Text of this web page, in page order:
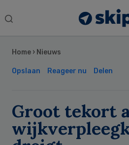
Search
Home › Nieuws
Opslaan Reageer nu Delen
Groot tekort
Sidebar